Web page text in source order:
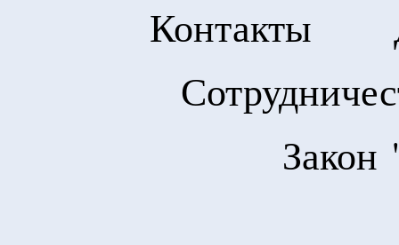
Контакты